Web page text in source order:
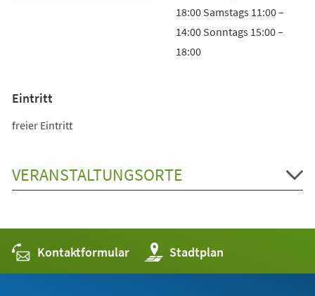
18:00 Samstags 11:00 –
14:00 Sonntags 15:00 –
18:00
Eintritt
freier Eintritt
VERANSTALTUNGSORTE
Kontaktformular Stadtplan
(Öffnet
in
einem